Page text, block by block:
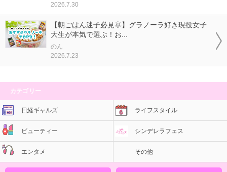
2026.7.30
【朝ごはん迷子必見🌞】グラノーラ好き現役女子
大生が本気で選ぶ！お...
のん
2026.7.23
カテゴリー
日経ギャルズ ライフスタイル
ビューティー シンデレラフェス
エンタメ その他